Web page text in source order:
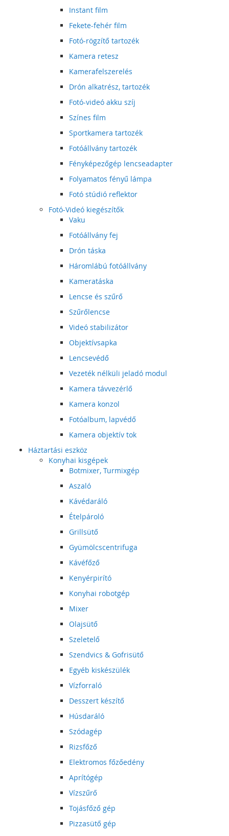
Instant film
Fekete-fehér film
Fotó-rögzítő tartozék
Kamera retesz
Kamerafelszerelés
Drón alkatrész, tartozék
Fotó-videó akku szíj
Színes film
Sportkamera tartozék
Fotóállvány tartozék
Fényképezőgép lencseadapter
Folyamatos fényű lámpa
Fotó stúdió reflektor
Fotó-Videó kiegészítők
Vaku
Fotóállvány fej
Drón táska
Háromlábú fotóállvány
Kameratáska
Lencse és szűrő
Szűrőlencse
Videó stabilizátor
Objektívsapka
Lencsevédő
Vezeték nélküli jeladó modul
Kamera távvezérlő
Kamera konzol
Fotóalbum, lapvédő
Kamera objektív tok
Háztartási eszköz
Konyhai kisgépek
Botmixer, Turmixgép
Aszaló
Kávédaráló
Ételpároló
Grillsütő
Gyümölcscentrifuga
Kávéfőző
Kenyérpirító
Konyhai robotgép
Mixer
Olajsütő
Szeletelő
Szendvics & Gofrisütő
Egyéb kiskészülék
Vízforraló
Desszert készítő
Húsdaráló
Szódagép
Rizsfőző
Elektromos főzőedény
Aprítógép
Vízszűrő
Tojásfőző gép
Pizzasütő gép